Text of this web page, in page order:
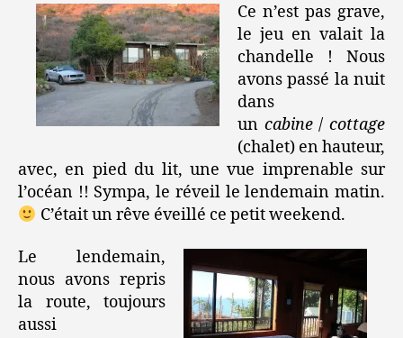
Ce n’est pas grave,
le jeu en valait la
chandelle ! Nous
avons passé la nuit
dans
un cabine/cottage
(chalet) en hauteur,
avec, en pied du lit, une vue imprenable sur
l’océan !! Sympa, le réveil le lendemain matin.
C’était un rêve éveillé ce petit weekend.
Le lendemain,
nous avons repris
la route, toujours
aussi